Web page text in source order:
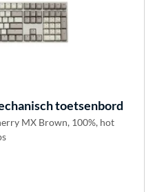
toetsenbord
MX Brown, 100%, hot